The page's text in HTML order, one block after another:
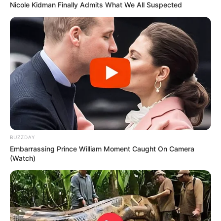
Matérias Bônus
🧊 Conheça as Normas sobre o IFA
Saiba como Consultar o Incentivo
Cálculo da Insalubridade sobre o base.
🧊 Agente faz denúncia questionando pagamento do IFA
JASB - Jornal dos Agentes de Saúde do Brasil
www.jasb.com.br.
Encaminhamento de denúncia ao JASB: Acesse aqui.
Nicole Kidman Finally Admits What We All Suspected
BUZZDAY
Embarrassing Prince William Moment Caught On Camera
(Watch)